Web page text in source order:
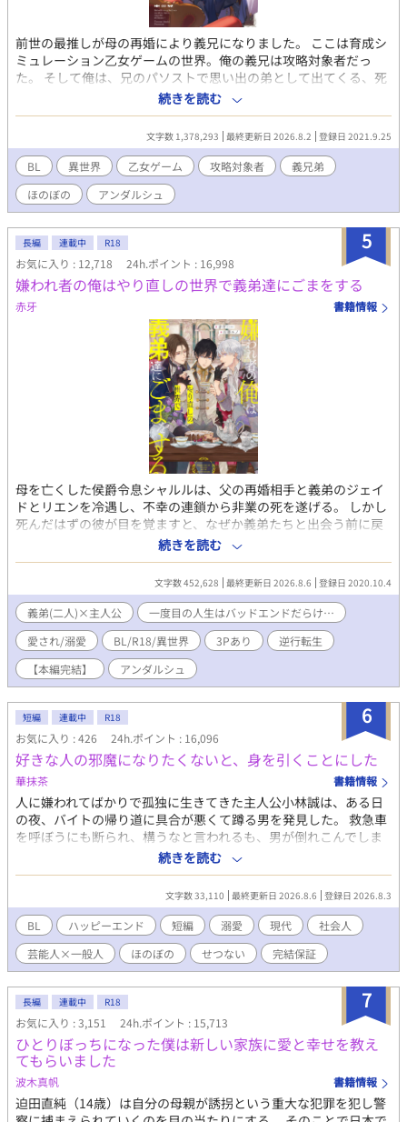
前世の最推しが母の再婚により義兄になりました。 ここは育成シ
ミュレーション乙女ゲームの世界。俺の義兄は攻略対象者だっ
た。 そして俺は、兄のパソストで思い出の弟として出てくる、死
ぬ前提の弟だった！ 最推しの弟とか、もう死んでもいい！いや、
最推しの成長を見届けるまでは死ねない！俺、生きる！死亡フラ
グなんて叩き壊して今日も最推しを愛でるのだ！ 乙女ゲームに転
生してしまった死亡フラグだらけの弟奮闘記。 濡れ場は最後の方
にしか出てこない気がします。 ※2022年11月書籍化しました( *
´艸｀) よろしくお願いします ただいま感想返信停止中です。申し
訳ありません。でも皆様の感想はとても楽しく嬉しく拝読してお
ります！ありがとうございます！
続きを読む
文字数 1,378,293 最終更新日 2026.8.2 登録日 2021.9.25
BL 異世界 乙女ゲーム 攻略対象者
義兄弟
ほのぼの
アンダルシュ
5
長編 連載中 R18
お気に入り : 12,718 24h.ポイント : 16,998
嫌われ者の俺はやり直しの世界で義弟達にごまをする
赤牙 書籍情報
母を亡くした侯爵令息シャルルは、父の再婚相手と義弟のジェイ
ドとリエンを冷遇し、不幸の連鎖から非業の死を遂げる。 しかし
死んだはずの彼が目を覚ますと、なぜか義弟たちと出会う前に戻
っていた。 今度は悲惨な人生を辿るまいと彼らを大切にしてみた
ところ、義弟たちに溺愛されるようになりーー!? 愛され義兄の
逆行転生BL、開幕！ ✳︎✳︎✳︎✳︎✳︎✳︎✳︎✳︎✳︎✳︎✳︎✳︎✳︎✳︎✳︎✳︎ 本編は完結し
ました☆ 【書籍化決定！】 2022年6月13日刊行です(^^) 番外編を
投稿していますが、書籍化改稿前に投稿していた番外編はweb掲
載していた時の設定で書いている場面もあります。 ※いくつか番
外編を更新していますが、R7年12月現在更新メインとしているの
は【ジェイドとリエンのやり直し】の番外編です。 よろしくお願
いします🙇
続きを読む
文字数 452,628 最終更新日 2026.8.6 登録日 2020.10.4
義弟(二人)×主人公
一度目の人生はバッドエンドだらけ…
愛され/溺愛
BL/R18/異世界 3Pあり
逆行転生
【本編完結】
アンダルシュ
6
短編 連載中 R18
お気に入り : 426 24h.ポイント : 16,096
好きな人の邪魔になりたくないと、身を引くことにした
華抹茶 書籍情報
人に嫌われてばかりで孤独に生きてきた主人公小林誠は、ある日
の夜、バイトの帰り道に具合が悪くて蹲る男を発見した。 救急車
を呼ぼうにも断られ、構うなと言われるも、男が倒れこんでしま
ったことで放っておけず、家に連れて帰ることにした。 だがその
男はまさかの、超有名な人気俳優である水無瀬琉生だった。 とん
でもない方法で琉生を介抱した誠は、慰謝料を請求されることに
なるのではと怯えてしまう。 案の定、琉生のマネージャーが家に
くることになり、「他言無用」の契約書を交わすことになる。だ
が逆に琉生を助けてくれたことに感謝され、お咎めは一切なかっ
た。 もう会うこともないと思っていたが、琉生はまた誠の家を訪
ねてきた。その時の琉生は以前と同じで具合が悪く、またあの方
法で助けてほしいと言ってきて―― 超人気俳優×孤独な一般人 ●
全14話。最終話まで執筆済み。 ●一日二話ずつ更新します。 ●R
シーンには※あり。 現代BLと三人称の練習で書いた短いお話です
が、最後までお付き合いいただけると嬉しいです。 よろしくおね
がいいたします。
続きを読む
文字数 33,110 最終更新日 2026.8.6 登録日 2026.8.3
BL ハッピーエンド 短編 溺愛 現代
社会人
芸能人×一般人
ほのぼの せつない 完結保証
7
長編 連載中 R18
お気に入り : 3,151 24h.ポイント : 15,713
ひとりぼっちになった僕は新しい家族に愛と幸せを教え
てもらいました
波木真帆 書籍情報
迫田直純（14歳）は自分の母親が誘拐という重大な犯罪を犯し警